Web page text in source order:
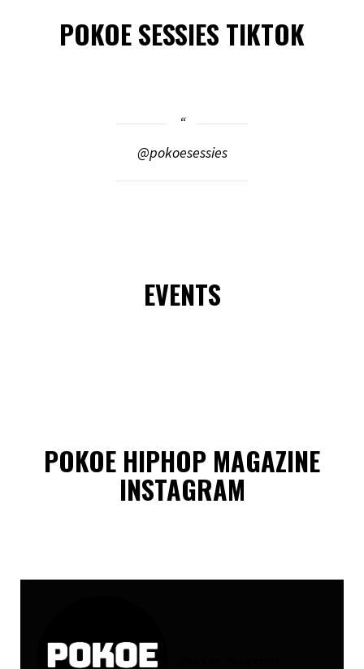
POKOE SESSIES TIKTOK
@pokoesessies
EVENTS
POKOE HIPHOP MAGAZINE
INSTAGRAM